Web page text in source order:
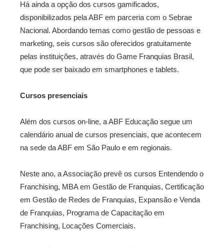
Há ainda a opção dos cursos gamificados,
disponibilizados pela ABF em parceria com o Sebrae
Nacional. Abordando temas como gestão de pessoas e
marketing, seis cursos são oferecidos gratuitamente
pelas instituições, através do Game Franquias Brasil,
que pode ser baixado em smartphones e tablets.
Cursos presenciais
Além dos cursos on-line, a ABF Educação segue um
calendário anual de cursos presenciais, que acontecem
na sede da ABF em São Paulo e em regionais.
Neste ano, a Associação prevê os cursos Entendendo o
Franchising, MBA em Gestão de Franquias, Certificação
em Gestão de Redes de Franquias, Expansão e Venda
de Franquias, Programa de Capacitação em
Franchising, Locações Comerciais.